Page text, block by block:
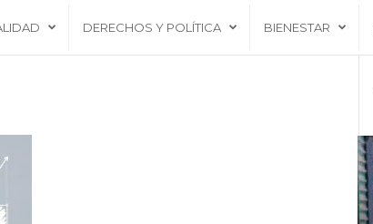
DERECHOS Y POLÍTICA BIENESTAR